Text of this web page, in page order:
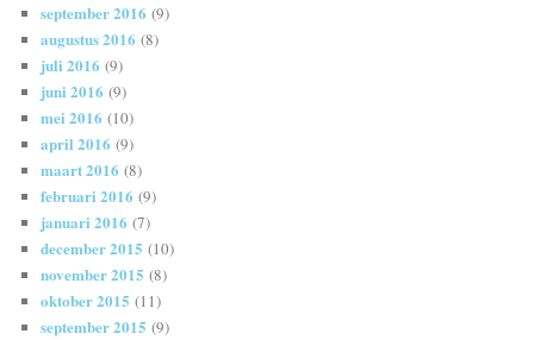
september 2016 (9)
augustus 2016 (8)
juli 2016 (9)
juni 2016 (9)
mei 2016 (10)
april 2016 (9)
maart 2016 (8)
februari 2016 (9)
januari 2016 (7)
december 2015 (10)
november 2015 (8)
oktober 2015 (11)
september 2015 (9)